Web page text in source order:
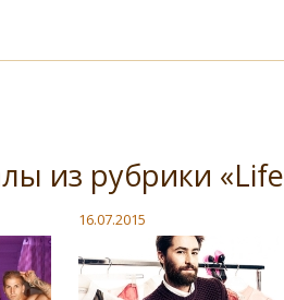
из рубрики
16.07.2015